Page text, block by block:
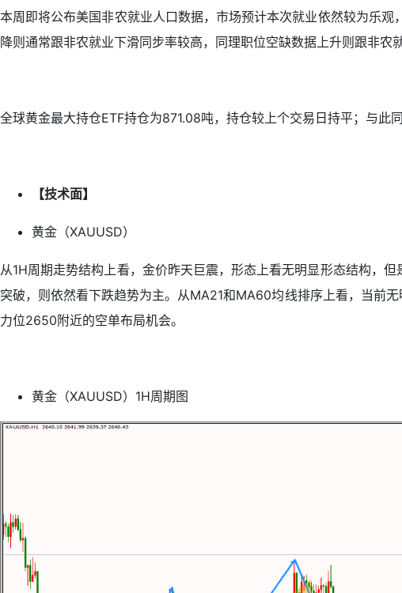
本周即将公布美国非农就业人口数据，市场预计本次就业依然较为乐
降则通常跟非农就业下滑同步率较高，同理职位空缺数据上升则跟非农
全球黄金最大持仓ETF持仓为871.08吨，持仓较上个交易日持平；与此
【技术面】
黄金（XAUUSD）
从1H周期走势结构上看，金价昨天巨震，形态上看无明显形态结构，
突破，则依然看下跌趋势为主。从MA21和MA60均线排序上看，当前
力位2650附近的空单布局机会。
黄金（XAUUSD）1H周期图